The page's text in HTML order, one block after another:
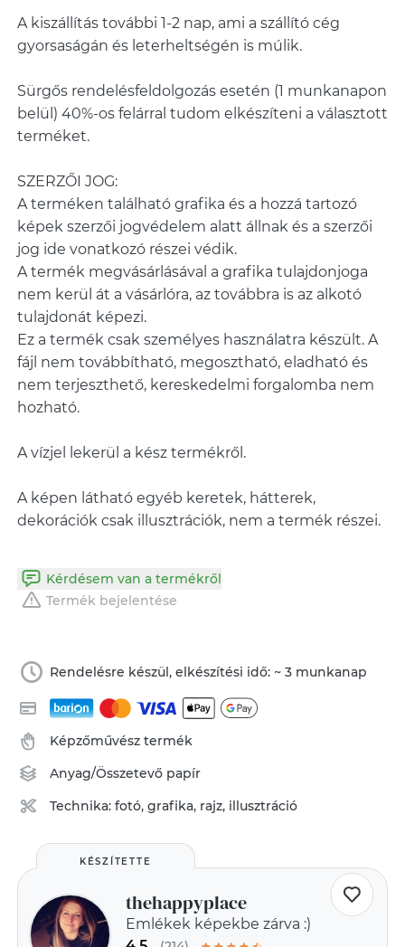
A kiszállítás további 1-2 nap, ami a szállító cég
gyorsaságán és leterheltségén is múlik.
Sürgős rendelésfeldolgozás esetén (1 munkanapon
belül) 40%-os felárral tudom elkészíteni a választott
terméket.
SZERZŐI JOG:
A terméken található grafika és a hozzá tartozó
képek szerzői jogvédelem alatt állnak és a szerzői
jog ide vonatkozó részei védik.
A termék megvásárlásával a grafika tulajdonjoga
nem kerül át a vásárlóra, az továbbra is az alkotó
tulajdonát képezi.
Ez a termék csak személyes használatra készült. A
fájl nem továbbítható, megosztható, eladható és
nem terjeszthető, kereskedelmi forgalomba nem
hozható.
A vízjel lekerül a kész termékről.
A képen látható egyéb keretek, hátterek,
dekorációk csak illusztrációk, nem a termék részei.
Kérdésem van a termékről
Termék bejelentése
Rendelésre készül, elkészítési idő: ~ 3 munkanap
Képzőművész termék
Anyag/Összetevő papír
Technika:fotó, grafika, rajz, illusztráció
KÉSZÍTETTE
thehappyplace
Emlékek képekbe zárva :)